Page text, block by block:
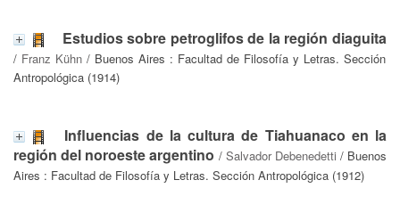
Estudios sobre petroglifos de la región diaguita
/ Franz Kühn / Buenos Aires : Facultad de Filosofía y Letras. Sección
Antropológica (1914)
Influencias de la cultura de Tiahuanaco en la
región del noroeste argentino / Salvador Debenedetti / Buenos
Aires : Facultad de Filosofía y Letras. Sección Antropológica (1912)